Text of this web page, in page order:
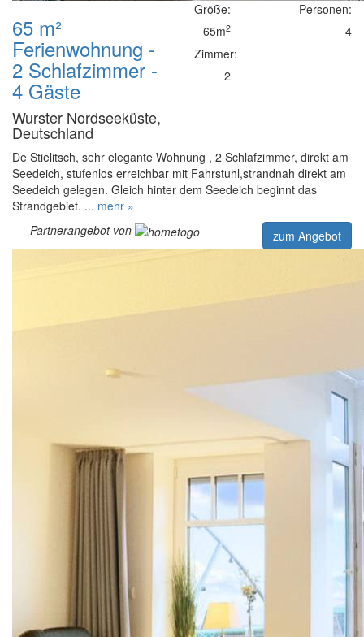
65 m²
Ferienwohnung -
2 Schlafzimmer -
4 Gäste
Wurster Nordseeküste,
Deutschland
Größe:
65m2
Zimmer:
2
Personen:
4
De Stielitsch, sehr elegante Wohnung , 2 Schlafzimmer, direkt am
Seedeich, stufenlos erreichbar mit Fahrstuhl,strandnah direkt am
Seedeich gelegen. Gleich hinter dem Seedeich beginnt das
Strandgebiet. ... mehr »
Partnerangebot von
zum Angebot